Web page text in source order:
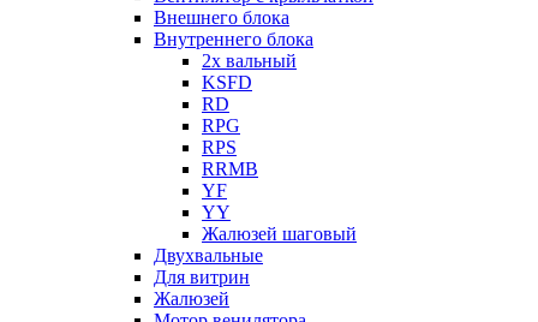
Внешнего блока
Внутреннего блока
2х вальный
KSFD
RD
RPG
RPS
RRMB
YF
YY
Жалюзей шаговый
Двухвальные
Для витрин
Жалюзей